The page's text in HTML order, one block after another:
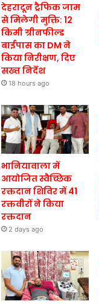
देहरादून ट्रैफिक जाम
से मिलेगी मुक्ति: 12
किमी ग्रीनफील्ड
बाईपास का DM ने
किया निरीक्षण, दिए
सख्त निर्देश
18 hours ago
भानियावाला में
आयोजित स्वैच्छिक
रक्तदान शिविर में 41
रक्तवीरों ने किया
रक्तदान
2 days ago